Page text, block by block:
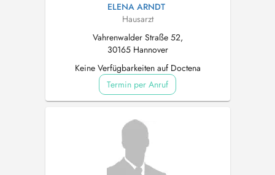
ELENA ARNDT
Hausarzt
Vahrenwalder Straße 52,
30165 Hannover
Keine Verfügbarkeiten auf Doctena
Termin per Anruf